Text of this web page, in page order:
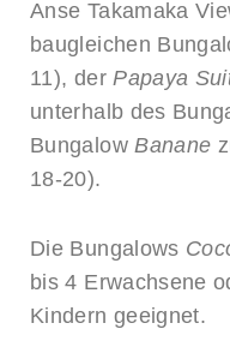
Anse Takamaka
baugleichen
11), derPapaya
unterhalb des
BungalowBanane
18-20).
Die Bungalows
bis 4 Erwachsene
Kindern geeignet.